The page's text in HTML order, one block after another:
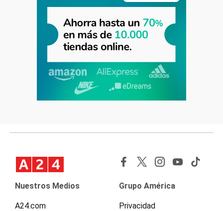
Nuestros Medios
A24.com
Grupo América
Privacidad